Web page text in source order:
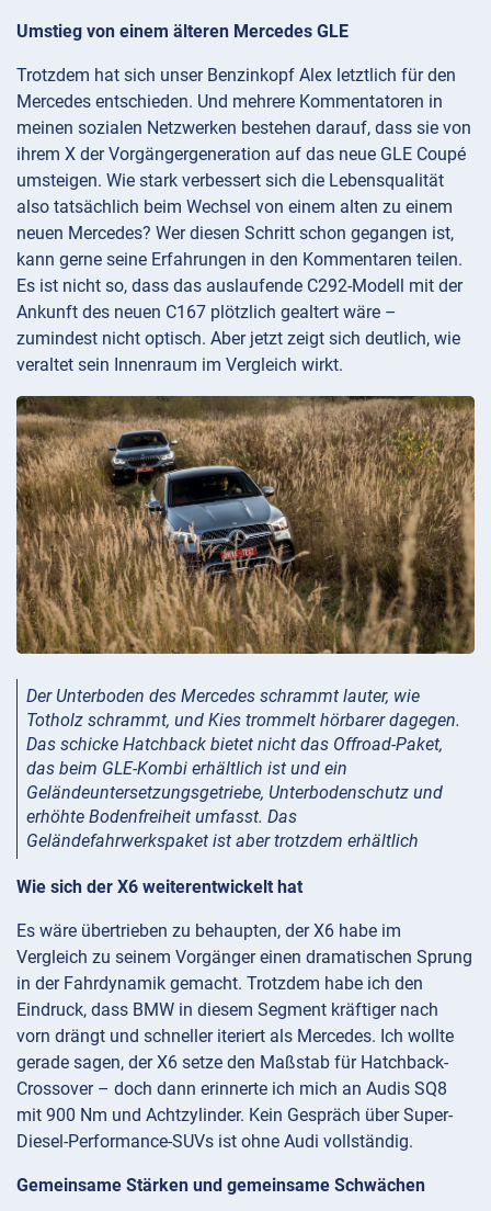
Umstieg von einem älteren Mercedes GLE
Trotzdem hat sich unser Benzinkopf Alex letztlich für den
Mercedes entschieden. Und mehrere Kommentatoren in
meinen sozialen Netzwerken bestehen darauf, dass sie von
ihrem X der Vorgängergeneration auf das neue GLE Coupé
umsteigen. Wie stark verbessert sich die Lebensqualität
also tatsächlich beim Wechsel von einem alten zu einem
neuen Mercedes? Wer diesen Schritt schon gegangen ist,
kann gerne seine Erfahrungen in den Kommentaren teilen.
Es ist nicht so, dass das auslaufende C292-Modell mit der
Ankunft des neuen C167 plötzlich gealtert wäre –
zumindest nicht optisch. Aber jetzt zeigt sich deutlich, wie
veraltet sein Innenraum im Vergleich wirkt.
Der Unterboden des Mercedes schrammt lauter, wie
Totholz schrammt, und Kies trommelt hörbarer dagegen.
Das schicke Hatchback bietet nicht das Offroad-Paket,
das beim GLE-Kombi erhältlich ist und ein
Geländeuntersetzungsgetriebe, Unterbodenschutz und
erhöhte Bodenfreiheit umfasst. Das
Geländefahrwerkspaket ist aber trotzdem erhältlich
Wie sich der X6 weiterentwickelt hat
Es wäre übertrieben zu behaupten, der X6 habe im
Vergleich zu seinem Vorgänger einen dramatischen Sprung
in der Fahrdynamik gemacht. Trotzdem habe ich den
Eindruck, dass BMW in diesem Segment kräftiger nach
vorn drängt und schneller iteriert als Mercedes. Ich wollte
gerade sagen, der X6 setze den Maßstab für Hatchback-
Crossover – doch dann erinnerte ich mich an Audis SQ8
mit 900 Nm und Achtzylinder. Kein Gespräch über Super-
Diesel-Performance-SUVs ist ohne Audi vollständig.
Gemeinsame Stärken und gemeinsame Schwächen